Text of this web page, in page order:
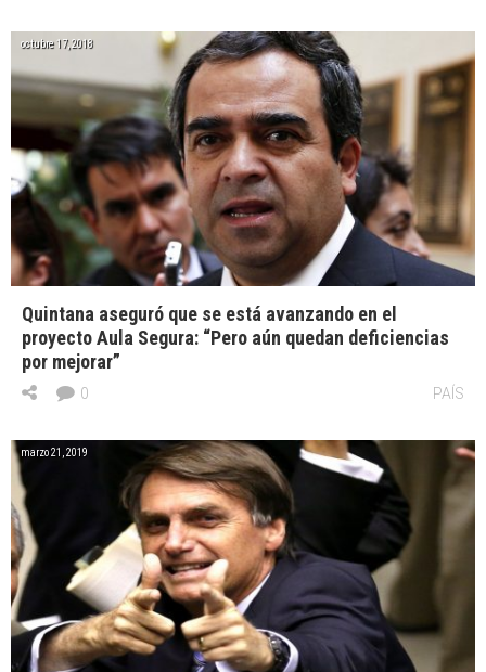
octubre 17, 2018
Quintana aseguró que se está avanzando en el
proyecto Aula Segura: “Pero aún quedan deficiencias
por mejorar”
PAÍS
0
marzo 21, 2019